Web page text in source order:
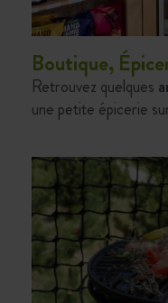
Boutique,
Retrouvez quelques
une petite épicerie